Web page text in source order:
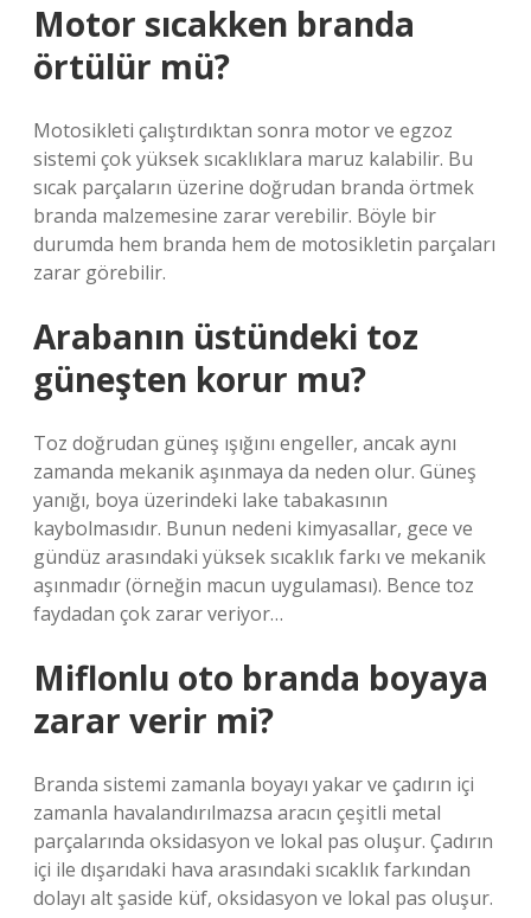
Motor sıcakken branda
örtülür mü?
Motosikleti çalıştırdıktan sonra motor ve egzoz
sistemi çok yüksek sıcaklıklara maruz kalabilir. Bu
sıcak parçaların üzerine doğrudan branda örtmek
branda malzemesine zarar verebilir. Böyle bir
durumda hem branda hem de motosikletin parçaları
zarar görebilir.
Arabanın üstündeki toz
güneşten korur mu?
Toz doğrudan güneş ışığını engeller, ancak aynı
zamanda mekanik aşınmaya da neden olur. Güneş
yanığı, boya üzerindeki lake tabakasının
kaybolmasıdır. Bunun nedeni kimyasallar, gece ve
gündüz arasındaki yüksek sıcaklık farkı ve mekanik
aşınmadır (örneğin macun uygulaması). Bence toz
faydadan çok zarar veriyor…
Miflonlu oto branda boyaya
zarar verir mi?
Branda sistemi zamanla boyayı yakar ve çadırın içi
zamanla havalandırılmazsa aracın çeşitli metal
parçalarında oksidasyon ve lokal pas oluşur. Çadırın
içi ile dışarıdaki hava arasındaki sıcaklık farkından
dolayı alt şaside küf, oksidasyon ve lokal pas oluşur.